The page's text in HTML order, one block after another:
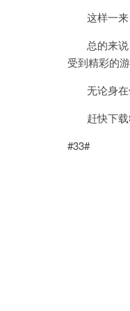
这样一来
总的来说
受到精彩的游
无论身在
赶快下载
#33#